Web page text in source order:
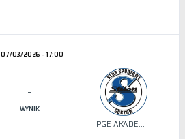
07/03/2026 - 17:00
PGE AKADEMIA SIATKÓWKI STILON
-
WYNIK